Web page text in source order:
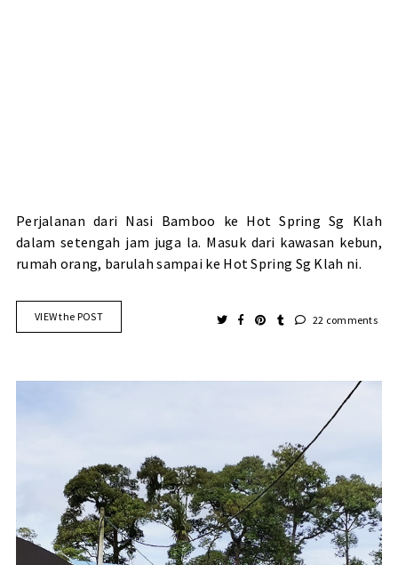
Perjalanan dari Nasi Bamboo ke Hot Spring Sg Klah
dalam setengah jam juga la. Masuk dari kawasan kebun,
rumah orang, barulah sampai ke Hot Spring Sg Klah ni.
VIEW the POST 22 comments